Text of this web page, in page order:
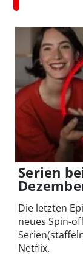
Serien
Die letzten
neues Spin-
Netflix.